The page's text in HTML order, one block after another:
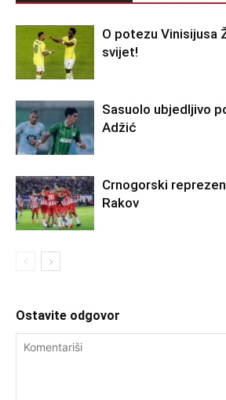
O potezu Vinisijusa
svijet!
Sasuolo ubjedljivo
Adžić
Crnogorski
Rakov
Ostavite odgovor